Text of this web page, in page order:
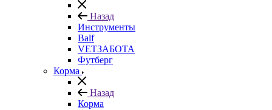
Назад
Инструменты
Balf
VETЗАБОТА
Футберг
Корма
Назад
Корма